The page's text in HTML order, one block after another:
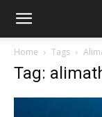
Home Tags
Tag: